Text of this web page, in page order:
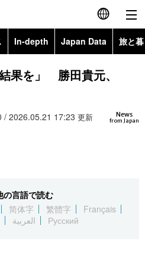
English
简体字
Русский
In-depth Japan Data 旅と
Topics
果を」 勝田貴元、
News
from Japan
/ 2026.05.21 17:23 更新
の言語で読む
简体字 繁體字
Français
العربية Русский